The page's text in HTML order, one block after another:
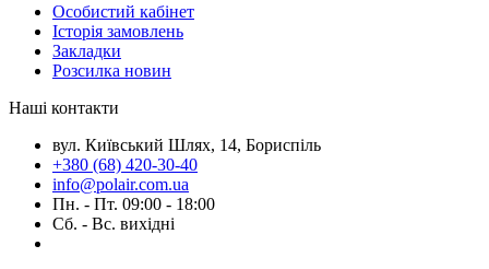
Особистий кабінет
Історія замовлень
Закладки
Розсилка новин
Наші контакти
вул. Київський Шлях, 14, Бориспіль
+380 (68) 420-30-40
info@polair.com.ua
Пн. - Пт. 09:00 - 18:00
Сб. - Вс. вихідні